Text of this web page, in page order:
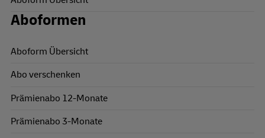
Aboformen
Aboform Übersicht
Abo verschenken
Prämienabo 12-Monate
Prämienabo 3-Monate